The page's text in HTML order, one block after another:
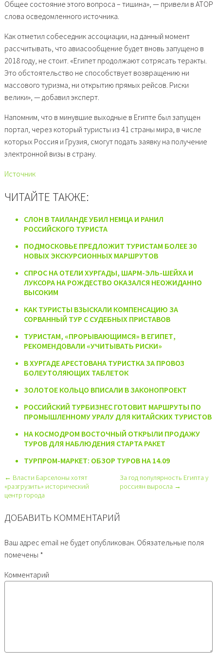
Общее состояние этого вопроса – тишина», — привели в АТОР
слова осведомленного источника.
Как отметил собеседник ассоциации, на данный момент
рассчитывать, что авиасообщение будет вновь запущено в
2018 году, не стоит. «Египет продолжают сотрясать теракты.
Это обстоятельство не способствует возвращению ни
массового туризма, ни открытию прямых рейсов. Риски
велики», — добавил эксперт.
Напомним, что в минувшие выходные в Египте был запущен
портал, через который туристы из 41 страны мира, в числе
которых Россия и Грузия, смогут подать заявку на получение
электронной визы в страну.
Источник
ЧИТАЙТЕ ТАКЖЕ:
СЛОН В ТАИЛАНДЕ УБИЛ НЕМЦА И РАНИЛ
РОССИЙСКОГО ТУРИСТА
ПОДМОСКОВЬЕ ПРЕДЛОЖИТ ТУРИСТАМ БОЛЕЕ 30
НОВЫХ ЭКСКУРСИОННЫХ МАРШРУТОВ
СПРОС НА ОТЕЛИ ХУРГАДЫ, ШАРМ-ЭЛЬ-ШЕЙХА И
ЛУКСОРА НА РОЖДЕСТВО ОКАЗАЛСЯ НЕОЖИДАННО
ВЫСОКИМ
КАК ТУРИСТЫ ВЗЫСКАЛИ КОМПЕНСАЦИЮ ЗА
СОРВАННЫЙ ТУР С СУДЕБНЫХ ПРИСТАВОВ
ТУРИСТАМ, «ПРОРЫВАЮЩИМСЯ» В ЕГИПЕТ,
РЕКОМЕНДОВАЛИ «УЧИТЫВАТЬ РИСКИ»
В ХУРГАДЕ АРЕСТОВАНА ТУРИСТКА ЗА ПРОВОЗ
БОЛЕУТОЛЯЮЩИХ ТАБЛЕТОК
ЗОЛОТОЕ КОЛЬЦО ВПИСАЛИ В ЗАКОНОПРОЕКТ
РОССИЙСКИЙ ТУРБИЗНЕС ГОТОВИТ МАРШРУТЫ ПО
ПРОМЫШЛЕННОМУ УРАЛУ ДЛЯ КИТАЙСКИХ ТУРИСТОВ
НА КОСМОДРОМ ВОСТОЧНЫЙ ОТКРЫЛИ ПРОДАЖУ
ТУРОВ ДЛЯ НАБЛЮДЕНИЯ СТАРТА РАКЕТ
ТУРПРОМ-МАРКЕТ: ОБЗОР ТУРОВ НА 14.09
← Власти Барселоны хотят
«разгрузить» исторический
центр города
За год популярность Египта у
россиян выросла →
ДОБАВИТЬ КОММЕНТАРИЙ
Ваш адрес email не будет опубликован. Обязательные поля
помечены *
Комментарий